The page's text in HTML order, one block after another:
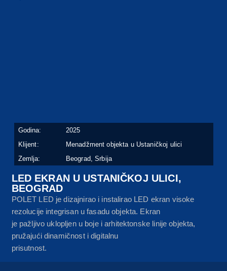
Godina:
2025
Klijent:
Menadžment objekta u Ustaničkoj ulici
Zemlja:
Beograd, Srbija
LED EKRAN U USTANIČKOJ ULICI,
BEOGRAD
POLET LED je dizajnirao i instalirao LED ekran visoke
rezolucije integrisan u fasadu objekta. Ekran
je pažljivo uklopljen u boje i arhitektonske linije objekta,
pružajući dinamičnost i digitalnu
prisutnost.